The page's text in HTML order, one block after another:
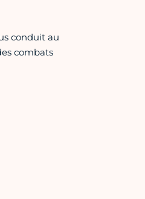
conduit au
combats